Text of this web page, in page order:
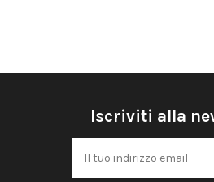
Iscriviti alla